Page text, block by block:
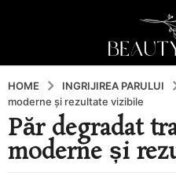
HOME INGRIJIREA PARULUI
moderne și rezultate vizibile
1
a
n
Păr degradat
moderne și